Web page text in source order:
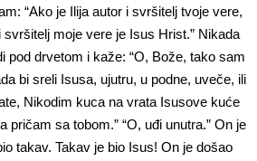
“Ako je Ilija autor i svršitelj tvoje vere,
svršitelj moje vere je Isus Hrist.” Nikada
pod drvetom i kaže: “O, Bože, tako sam
bi sreli Isusa, ujutru, u podne, uveče, ili
Nikodim kuca na vrata Isusove kuće
pričam sa tobom.” “O, uđi unutra.” On je
takav. Takav je bio Isus! On je došao